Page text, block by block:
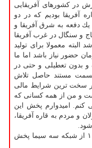
در كشورهای آفریقایی
حدود ۳۵ روز در قاره آفریقا بودیم كه در دو
یك دفعه به شرق آفریقا و
و سنگال در غرب آفریقا
مستند شد البته معمولا برای تولید
حضور نیاز باشد اما ما
و بدون تعطیلی و حتی در
مستند حاصل تلاش
سخت ترین شرایط مالی
و من از همه كسانی كه
كنم. امیدوارم پخش این
و مردم به قاره آفریقا،
این مجموعه مستند هر روز ساعت ۱۷: ۱۰ از شبكه سه سیما پخش